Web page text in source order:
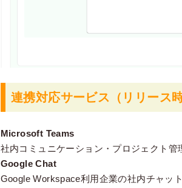
連携対応サービス（リリース時
Microsoft Teams
社内コミュニケーション・プロジェクト管
Google Chat
Google Workspace利用企業の社内チャット